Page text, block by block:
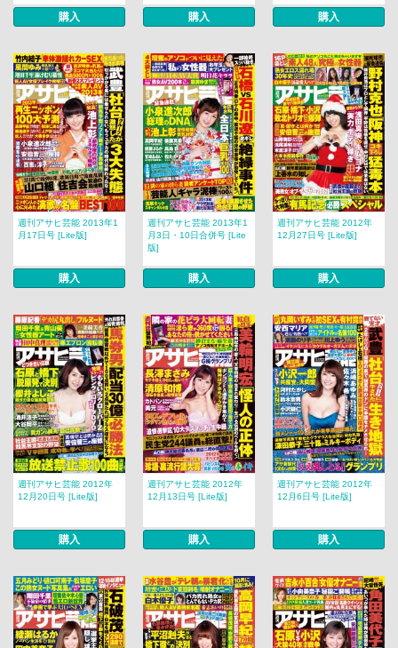
購入 購入 購入
週刊アサヒ芸能 2013年1
月17日号 [Lite版]
購入
週刊アサヒ芸能 2013年1
月3日・10日合併号 [Lite
版]
購入
週刊アサヒ芸能 2012年
12月27日号 [Lite版]
購入
週刊アサヒ芸能 2012年
12月20日号 [Lite版]
購入
週刊アサヒ芸能 2012年
12月13日号 [Lite版]
購入
週刊アサヒ芸能 2012年
12月6日号 [Lite版]
購入